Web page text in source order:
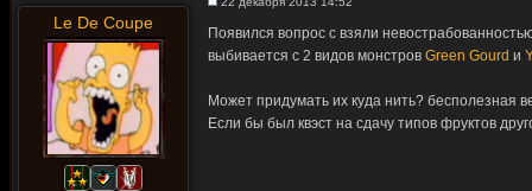
Le De Coupe
Появился вопрос с взяли
выбивается с 2 видов монстров Green Gourd и
Может придумать их куда нить? бесполезная
Если бы был квэст на сдачу типов фруктов